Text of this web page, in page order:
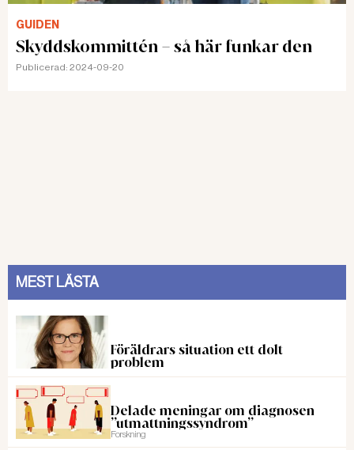
GUIDEN
Skyddskommittén – så här funkar den
Publicerad: 2024-09-20
MEST LÄSTA
Föräldrars situation ett dolt
problem
Delade meningar om diagnosen
”utmattningssyndrom”
Forskning